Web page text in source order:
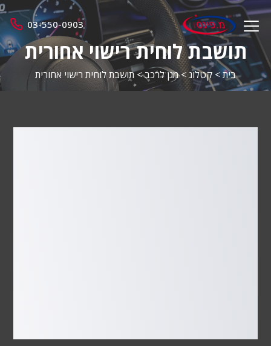
מ.
פינס
03-550-0903 menu
opener
תושבת לוחית רישוי אחורית
בית> קטלוג>מגן לרכב>תושבת לוחית רישוי אחורית